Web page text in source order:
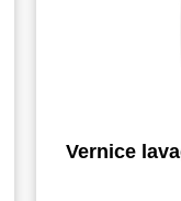
Vernice